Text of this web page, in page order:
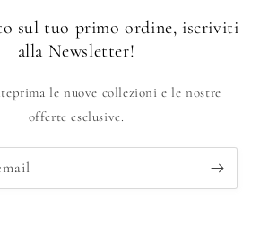
sul tuo primo ordine, iscriviti
alla Newsletter!
le nuove collezioni e le nostre
offerte esclusive.